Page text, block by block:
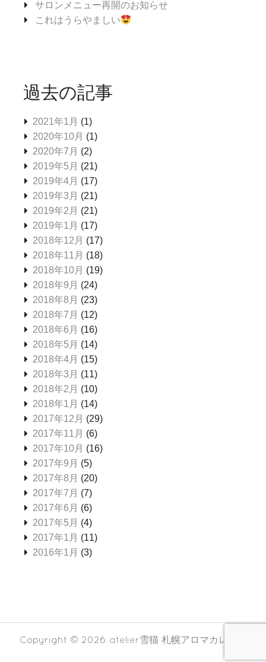
サロンメニュー再開のお知らせ
これはうらやましい
過去の記事
2021年1月 (1)
2020年10月 (1)
2020年7月 (2)
2019年5月 (21)
2019年4月 (17)
2019年3月 (21)
2019年2月 (21)
2019年1月 (17)
2018年12月 (17)
2018年11月 (18)
2018年10月 (19)
2018年9月 (24)
2018年8月 (23)
2018年7月 (12)
2018年6月 (16)
2018年5月 (14)
2018年4月 (15)
2018年3月 (11)
2018年2月 (10)
2018年1月 (14)
2017年12月 (29)
2017年11月 (6)
2017年10月 (16)
2017年9月 (5)
2017年8月 (20)
2017年7月 (7)
2017年6月 (6)
2017年5月 (4)
2017年1月 (11)
2016年1月 (3)
Copyright © 2026 atelier雪猫 札幌アロマカレッジ